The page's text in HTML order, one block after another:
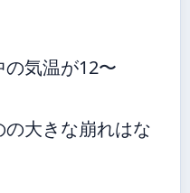
気温が12〜
大きな崩れはな